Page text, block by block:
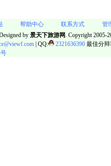
帮助中心 联系方式 管
by 景天下旅游网 . Copyright 2005-
| QQ: 2321636390 最佳分